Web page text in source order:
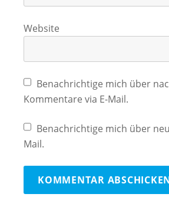
Website
Benachrichtige mich über
Kommentare via E-Mail.
Benachrichtige mich über
Mail.